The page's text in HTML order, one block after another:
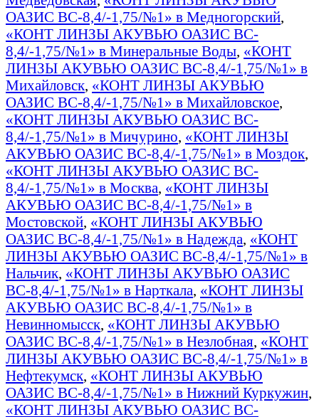
ОАЗИС BC-8,4/-1,75/№1» в Медногорский,
«КОНТ ЛИНЗЫ АКУВЬЮ ОАЗИС BC-
8,4/-1,75/№1» в Минеральные Воды, «КОНТ
ЛИНЗЫ АКУВЬЮ ОАЗИС BC-8,4/-1,75/№1» в
Михайловск, «КОНТ ЛИНЗЫ АКУВЬЮ
ОАЗИС BC-8,4/-1,75/№1» в Михайловское,
«КОНТ ЛИНЗЫ АКУВЬЮ ОАЗИС BC-
8,4/-1,75/№1» в Мичурино, «КОНТ ЛИНЗЫ
АКУВЬЮ ОАЗИС BC-8,4/-1,75/№1» в Моздок,
«КОНТ ЛИНЗЫ АКУВЬЮ ОАЗИС BC-
8,4/-1,75/№1» в Москва, «КОНТ ЛИНЗЫ
АКУВЬЮ ОАЗИС BC-8,4/-1,75/№1» в
Мостовской, «КОНТ ЛИНЗЫ АКУВЬЮ
ОАЗИС BC-8,4/-1,75/№1» в Надежда, «КОНТ
ЛИНЗЫ АКУВЬЮ ОАЗИС BC-8,4/-1,75/№1» в
Нальчик, «КОНТ ЛИНЗЫ АКУВЬЮ ОАЗИС
BC-8,4/-1,75/№1» в Нарткала, «КОНТ ЛИНЗЫ
АКУВЬЮ ОАЗИС BC-8,4/-1,75/№1» в
Невинномысск, «КОНТ ЛИНЗЫ АКУВЬЮ
ОАЗИС BC-8,4/-1,75/№1» в Незлобная, «КОНТ
ЛИНЗЫ АКУВЬЮ ОАЗИС BC-8,4/-1,75/№1» в
Нефтекумск, «КОНТ ЛИНЗЫ АКУВЬЮ
ОАЗИС BC-8,4/-1,75/№1» в Нижний Куркужин,
«КОНТ ЛИНЗЫ АКУВЬЮ ОАЗИС BC-